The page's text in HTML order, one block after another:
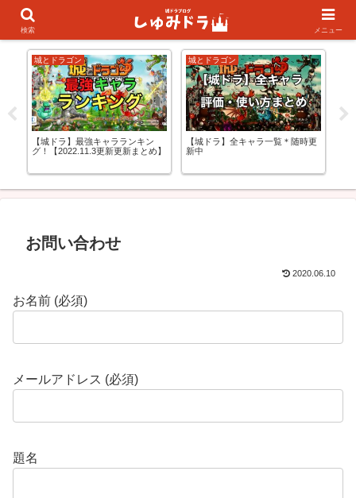
初心者の方向け
最強キャラランキン
更新更新まとめ】
城とドラゴン
【城ドラ】全キャラ一覧＊随時更
新中
城とドラゴン
【城ドラ】イフリー
お問い合わせ
2020.06.10
お名前 (必須)
メールアドレス (必須)
題名
検索 メニュー